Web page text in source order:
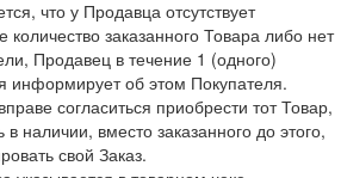
что у Продавца отсутствует
количество заказанного Товара либо нет
Продавец в течение 1 (одного)
информирует об этом Покупателя.
согласиться приобрести тот Товар,
в наличии, вместо заказанного до этого,
свой Заказ.